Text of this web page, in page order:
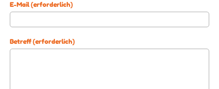
E-Mail (erforderlich)
Betreff (erforderlich)